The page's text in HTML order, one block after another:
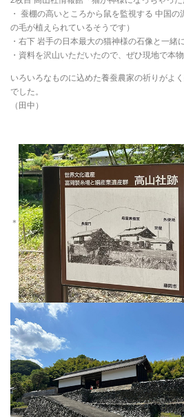
・ 蚕棚の高いところから鼠を監視する 中国
の毛が植えられているそうです）
・右下 岩手の日本最大の猫神様の石像と一緒
・資料を沢山いただいたので、ぜひ現地で本
いろいろなものに込めた養蚕農家の祈りがよ
でした。
（田中）
＊